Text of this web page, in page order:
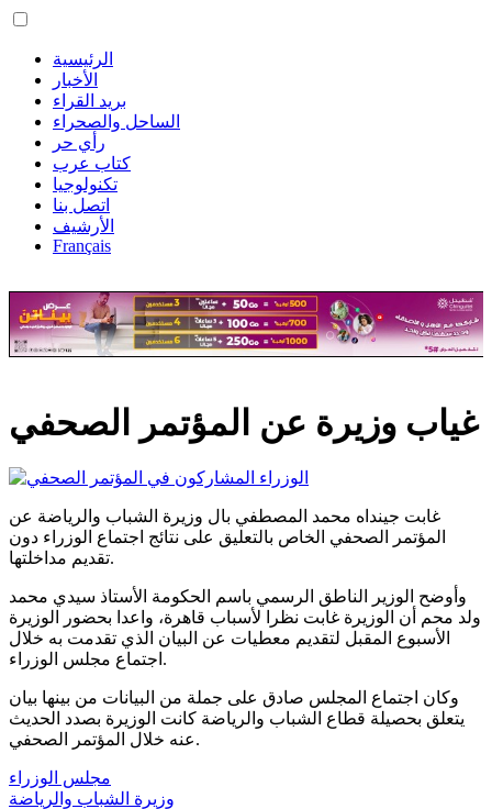
الرئيسية
الأخبار
بريد القراء
الساحل والصحراء
رأي حر
كتاب عرب
تكنولوجيا
اتصل بنا
الأرشيف
Français
غياب وزيرة عن المؤتمر الصحفي
غابت جينداه محمد المصطفي بال وزيرة الشباب والرياضة عن
المؤتمر الصحفي الخاص بالتعليق على نتائج اجتماع الوزراء دون
تقديم مداخلتها.
وأوضح الوزير الناطق الرسمي باسم الحكومة الأستاذ سيدي محمد
ولد محم أن الوزيرة غابت نظرا لأسباب قاهرة، واعدا بحضور الوزيرة
الأسبوع المقبل لتقديم معطيات عن البيان الذي تقدمت به خلال
اجتماع مجلس الوزراء.
وكان اجتماع المجلس صادق على جملة من البيانات من بينها بيان
يتعلق بحصيلة قطاع الشباب والرياضة كانت الوزيرة بصدد الحديث
عنه خلال المؤتمر الصحفي.
مجلس الوزراء
وزيرة الشباب والرياضة